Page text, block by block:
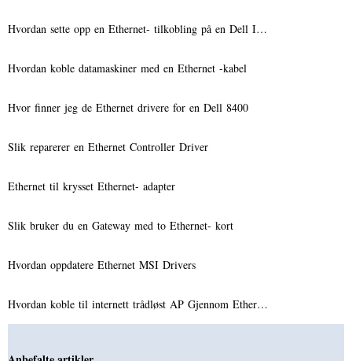
Hvordan sette opp en Ethernet- tilkobling på en Dell I…
Hvordan koble datamaskiner med en Ethernet -kabel
Hvor finner jeg de Ethernet drivere for en Dell 8400
Slik reparerer en Ethernet Controller Driver
Ethernet til krysset Ethernet- adapter
Slik bruker du en Gateway med to Ethernet- kort
Hvordan oppdatere Ethernet MSI Drivers
Hvordan koble til internett trådløst AP Gjennom Ether…